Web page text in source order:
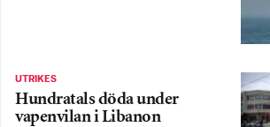
UTRIKES
Hundratals döda under
vapenvilan i Libanon